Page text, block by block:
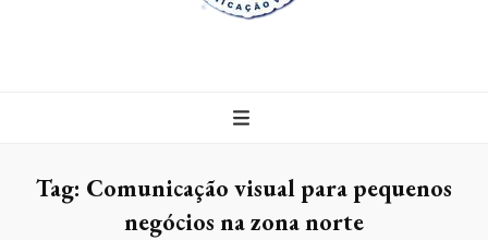
Tag: Comunicação visual para pequenos
negócios na zona norte